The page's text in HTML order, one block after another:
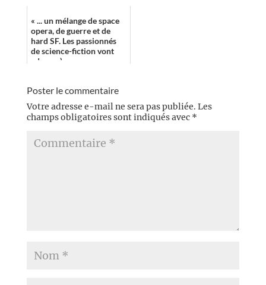
« ... un mélange de space
opera, de guerre et de
hard SF. Les passionnés
de science-fiction vont
adorer :) »
Poster le commentaire
Votre adresse e-mail ne sera pas publiée. Les
champs obligatoires sont indiqués avec *